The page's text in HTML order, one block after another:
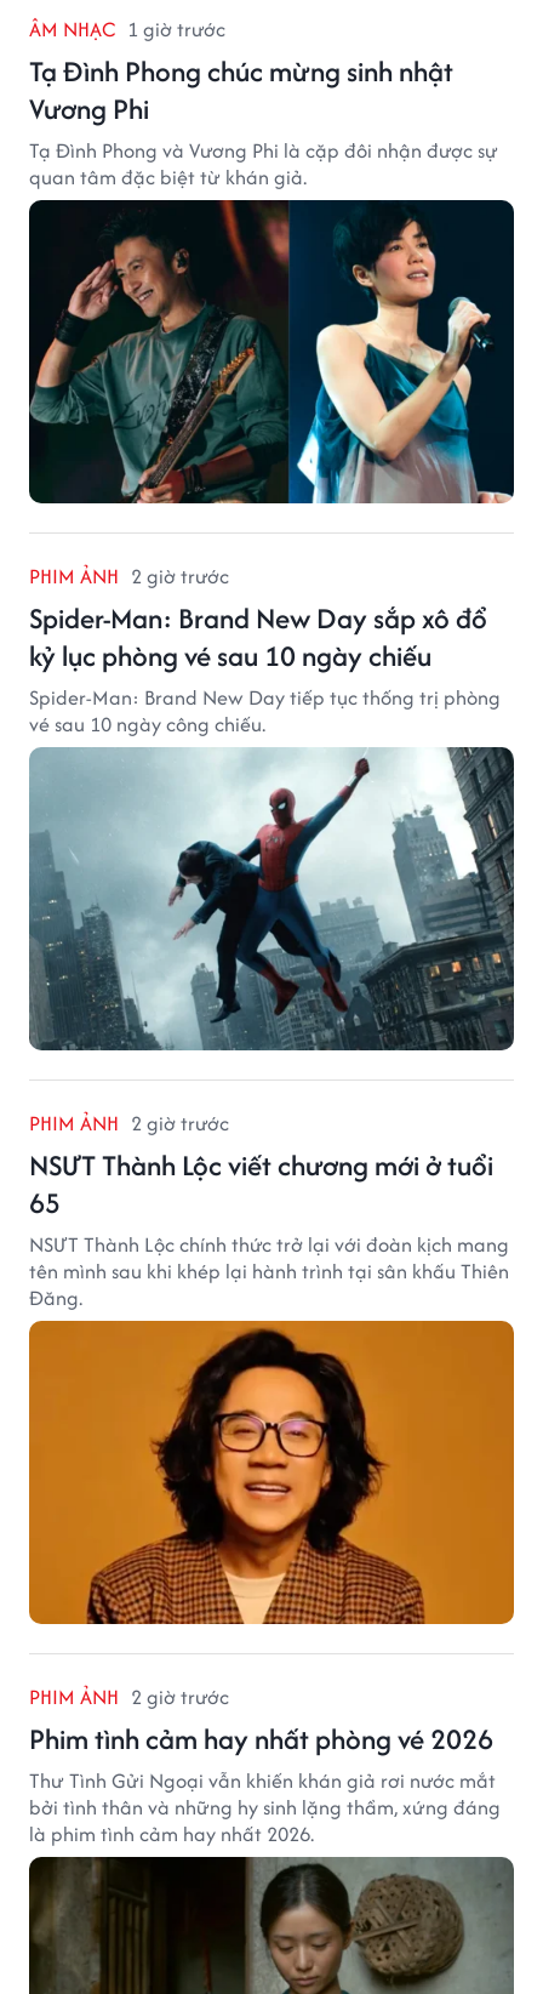
ÂM NHẠC 1 giờ trước
Tạ Đình Phong chúc mừng sinh nhật
Vương Phi
Tạ Đình Phong và Vương Phi là cặp đôi nhận được sự
quan tâm đặc biệt từ khán giả.
PHIM ẢNH 2 giờ trước
Spider-Man: Brand New Day sắp xô đổ
kỷ lục phòng vé sau 10 ngày chiếu
Spider-Man: Brand New Day tiếp tục thống trị phòng
vé sau 10 ngày công chiếu.
PHIM ẢNH 2 giờ trước
NSƯT Thành Lộc viết chương mới ở tuổi
65
NSƯT Thành Lộc chính thức trở lại với đoàn kịch mang
tên mình sau khi khép lại hành trình tại sân khấu Thiên
Đăng.
PHIM ẢNH 2 giờ trước
Phim tình cảm hay nhất phòng vé 2026
Thư Tình Gửi Ngoại vẫn khiến khán giả rơi nước mắt
bởi tình thân và những hy sinh lặng thầm, xứng đáng
là phim tình cảm hay nhất 2026.